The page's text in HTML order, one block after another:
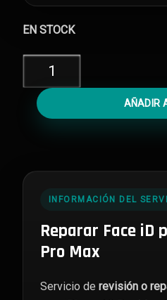
EN STOCK
Reparar
iPhone
cantidad
AÑADIR
INFORMACIÓN DEL
Reparar Face iD
Pro Max
Servicio de revisión o